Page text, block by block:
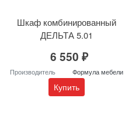
Шкаф комбинированный
ДЕЛЬТА 5.01
6 550 ₽
Производитель Формула мебели
Купить